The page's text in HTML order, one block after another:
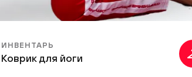
ИНВЕНТАРЬ
Коврик для йоги